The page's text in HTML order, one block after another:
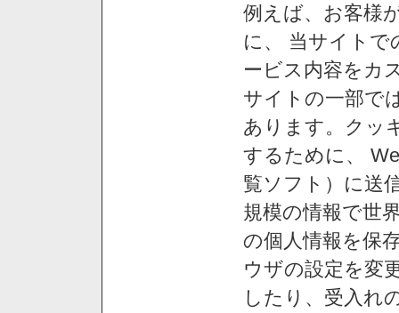
例えば、お客様
に、 当サイトで
ービス内容をカ
サイトの一部で
あります。クッ
するために、
覧ソフト）に送
規模の情報で世
の個人情報を保
ウザの設定を変
したり、受入れ